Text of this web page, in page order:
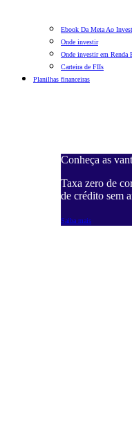
Ebook Da Meta Ao
Onde investir
Onde investir em Renda
Carteira de FIIs
Planilhas financeiras
Conheça as
Taxa zero de
de crédito sem
Saiba mais